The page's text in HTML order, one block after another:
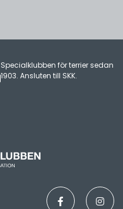
Specialklubben för terrier sedan
1903. Ansluten till SKK.